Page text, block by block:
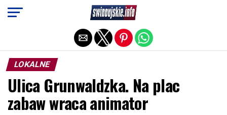
LOKALNE
Ulica Grunwaldzka. Na plac
zabaw wraca animator
Exit mobile version